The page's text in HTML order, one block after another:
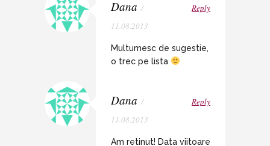
Dana /
11.08.2013
Reply
Multumesc de sugestie,
o trec pe lista
Dana /
11.08.2013
Reply
Am retinut! Data viitoare